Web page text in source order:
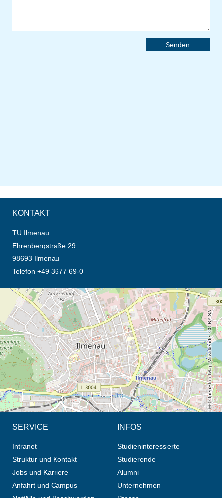
Senden
KONTAKT
TU Ilmenau
Ehrenbergstraße 29
98693 Ilmenau
Telefon +49 3677 69-0
Öffnet die Anfahrtsbeschreibung in neuem Tab (Karte)
© OpenStreetMap-Mitwirkende, CC BY-SA
SERVICE
Intranet
Struktur und Kontakt
Jobs und Karriere
Anfahrt und Campus
INFOS
Studieninteressierte
Studierende
Alumni
Unternehmen